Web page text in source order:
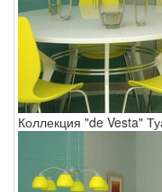
Коллекция "de Vesta"